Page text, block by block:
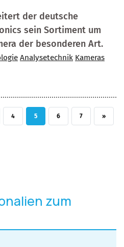
der deutsche
sein Sortiment um
der besonderen Art.
Analysetechnik Kameras
SEITE
4 AKTUELLE SEITE
5 SEITE
6 SEITE
7 ››
zum